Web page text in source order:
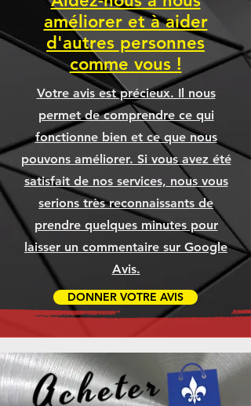
améliorer et à aider
d'autres personnes
comme vous !
Votre avis est précieux. Il nous
permet de comprendre ce qui
fonctionne bien et ce que nous
pouvons améliorer. Si vous avez été
satisfait de nos services, nous vous
serions très reconnaissants de
prendre quelques minutes pour
laisser un commentaire sur Google
Avis.
DONNER VOTRE AVIS